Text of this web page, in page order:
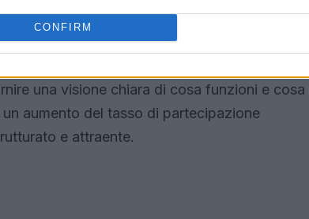
CONFIRM
post-evento. Raccogliere dati su quanto
offre spunti preziosi per migliorare le
delle metriche di partecipazione e
una visione chiara di cosa funzioni e cosa
aumento del tasso di partecipazione
e attraente.